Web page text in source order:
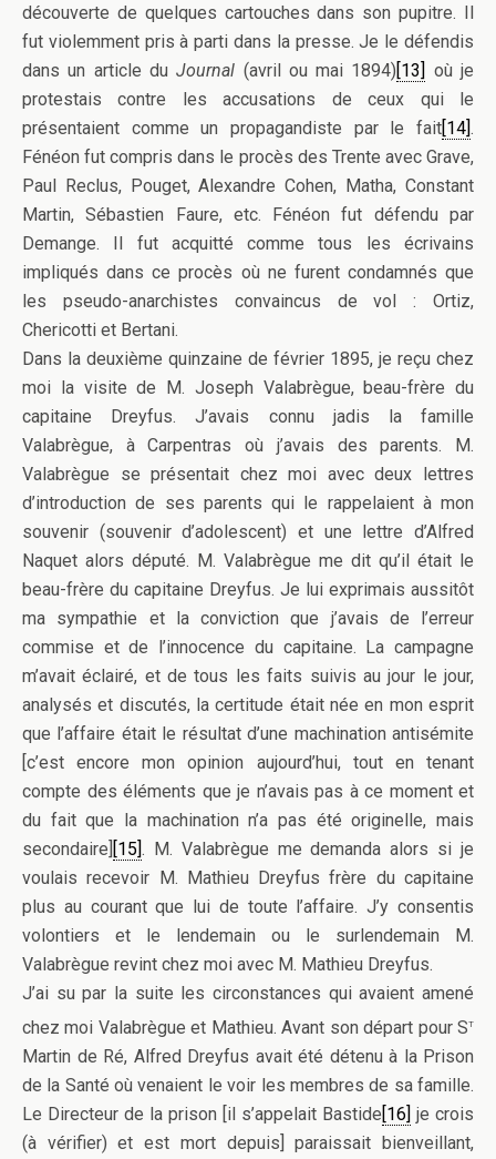
découverte de quelques cartouches dans son pupitre. Il
fut violemment pris à parti dans la presse. Je le défendis
dans un article duJournal (avril ou mai 1894)[13] où je
protestais contre les accusations de ceux qui le
présentaient comme un propagandiste par le fait[14].
Fénéon fut compris dans le procès des Trente avec Grave,
Paul Reclus, Pouget, Alexandre Cohen, Matha, Constant
Martin, Sébastien Faure, etc. Fénéon fut défendu par
Demange. Il fut acquitté comme tous les écrivains
impliqués dans ce procès où ne furent condamnés que
les pseudo-anarchistes convaincus de vol : Ortiz,
Chericotti et Bertani.
Dans la deuxième quinzaine de février 1895, je reçu chez
moi la visite de M. Joseph Valabrègue, beau-frère du
capitaine Dreyfus. J’avais connu jadis la famille
Valabrègue, à Carpentras où j’avais des parents. M.
Valabrègue se présentait chez moi avec deux lettres
d’introduction de ses parents qui le rappelaient à mon
souvenir (souvenir d’adolescent) et une lettre d’Alfred
Naquet alors député. M. Valabrègue me dit qu’il était le
beau-frère du capitaine Dreyfus. Je lui exprimais aussitôt
ma sympathie et la conviction que j’avais de l’erreur
commise et de l’innocence du capitaine. La campagne
m’avait éclairé, et de tous les faits suivis au jour le jour,
analysés et discutés, la certitude était née en mon esprit
que l’affaire était le résultat d’une machination antisémite
[c’est encore mon opinion aujourd’hui, tout en tenant
compte des éléments que je n’avais pas à ce moment et
du fait que la machination n’a pas été originelle, mais
secondaire] [15]. M. Valabrègue me demanda alors si je
voulais recevoir M. Mathieu Dreyfus frère du capitaine
plus au courant que lui de toute l’affaire. J’y consentis
volontiers et le lendemain ou le surlendemain M.
Valabrègue revint chez moi avec M. Mathieu Dreyfus.
J’ai su par la suite les circonstances qui avaient amené
chez moi Valabrègue et Mathieu. Avant son départ pour St
Martin de Ré, Alfred Dreyfus avait été détenu à la Prison
de la Santé où venaient le voir les membres de sa famille.
Le Directeur de la prison [il s’appelait Bastide [16] je crois
(à vérifier) et est mort depuis] paraissait bienveillant,